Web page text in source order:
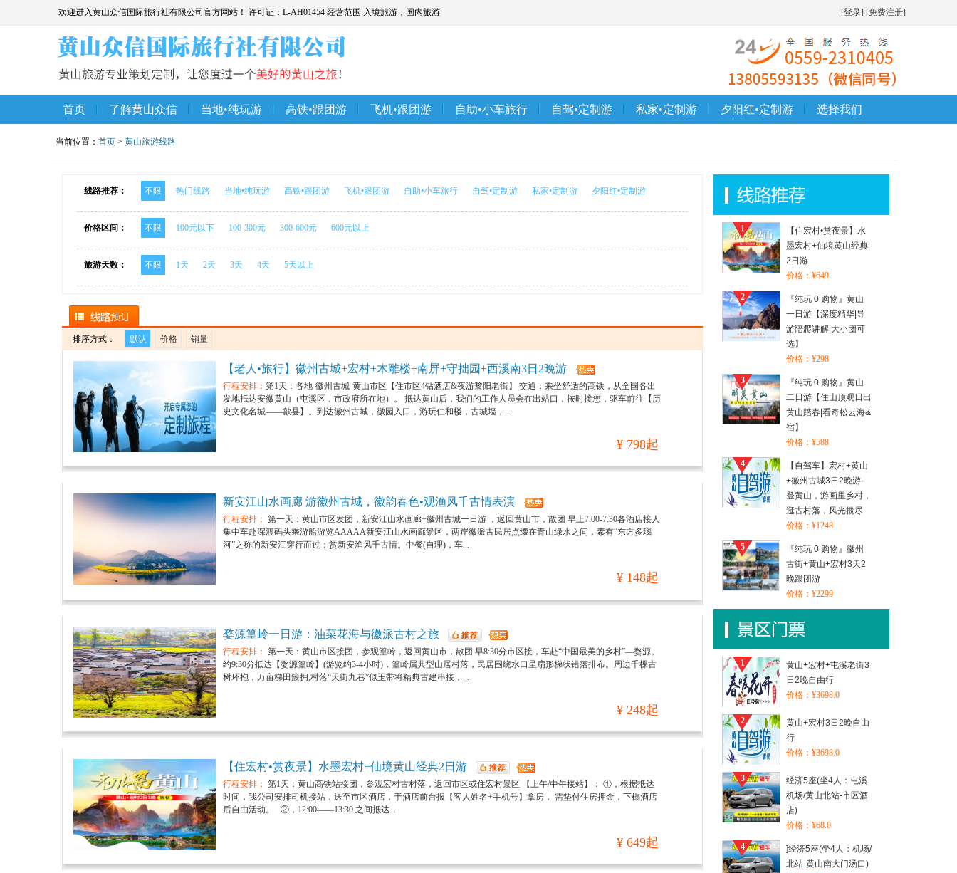
欢迎进入黄山众信国际旅行社有限公司官方网站！ 许可证：L-AH01454 经营范围:入境旅游，国内旅游 [登录] [免费注册]
首页 了解黄山众信 当地•纯玩游 高铁•跟团游 飞机•跟团游 自助•小车旅行 自驾•定制游 私家•定制游 夕阳红•定制游 选择我们
当前位置： 首页 > 黄山旅游线路
线路推荐： 不限 热门线路 当地•纯玩游 高铁•跟团游 飞机•跟团游 自助•小车旅行 自驾•定制游 私家•定制游 夕阳红•定制游
价格区间： 不限 100元以下 100-300元 300-600元 600元以上
旅游天数： 不限 1天 2天 3天 4天 5天以上
排序方式： 默认 价格 销量
【老人•旅行】徽州古城+宏村+木雕楼+南屏+守拙园+西溪南3日2晚游
行程安排： 第1天：各地-徽州古城-黄山市区【住市区4钻酒店&夜游黎阳老街】 交通：乘坐舒适的高铁，从全国各出
发地抵达安徽黄山（屯溪区，市政府所在地）。 抵达黄山后，我们的工作人员会在出站口，按时接您，驱车前往【历
史文化名城——歙县】。到达徽州古城，徽园入口，游玩仁和楼，古城墙，...
¥ 798起
新安江山水画廊 游徽州古城，徽韵春色•观渔风千古情表演
行程安排： 第一天：黄山市区发团，新安江山水画廊+徽州古城一日游 ，返回黄山市，散团 早上7:00-7:30各酒店接人
集中车赴深渡码头乘游船游览AAAAA新安江山水画廊景区，两岸徽派古民居点缀在青山绿水之间，素有“东方多瑙
河”之称的新安江穿行而过；赏新安渔风千古情。中餐(自理)，车...
¥ 148起
婺源篁岭一日游：油菜花海与徽派古村之旅
行程安排： 第一天：黄山市区接团，参观篁岭，返回黄山市，散团 早8:30分市区接，车赴“中国最美的乡村”—婺源。
约9:30分抵达【婺源篁岭】(游览约3-4小时)，篁岭属典型山居村落，民居围绕水口呈扇形梯状错落排布。周边千棵古
树环抱，万亩梯田簇拥,村落“天街九巷”似玉带将精典古建串接，...
¥ 248起
【住宏村•赏夜景】水墨宏村+仙境黄山经典2日游
行程安排： 第1天：黄山高铁站接团，参观宏村古村落，返回市区或住宏村景区 【上午/中午接站】： ①，根据抵达
时间，我公司安排司机接站，送至市区酒店，于酒店前台报【客人姓名+手机号】拿房， 需垫付住房押金，下榻酒店
后自由活动。 ②，12:00——13:30 之间抵达...
¥ 649起
1
【住宏村•赏夜景】水
墨宏村+仙境黄山经典
2日游
价格：¥649
2
『纯玩 0 购物』黄山
一日游【深度精华|导
游陪爬讲解|大小团可
选】
价格：¥298
3
『纯玩 0 购物』黄山
二日游【住山顶观日出
黄山踏春|看奇松云海&
宿】
价格：¥588
4
【自驾车】宏村+黄山
+徽州古城3日2晚游·
登黄山，游画里乡村，
逛古村落，风光揽尽
价格：¥1248
5
『纯玩 0 购物』徽州
古街+黄山+宏村3天2
晚跟团游
价格：¥2299
1
黄山+宏村+屯溪老街3
日2晚自由行
价格：¥3698.0
2
黄山+宏村3日2晚自由
行
价格：¥3698.0
3
经济5座(坐4人：屯溪
机场/黄山北站-市区酒
店)
价格：¥68.0
4
]经济5座(坐4人：机场/
北站-黄山南大门汤口)